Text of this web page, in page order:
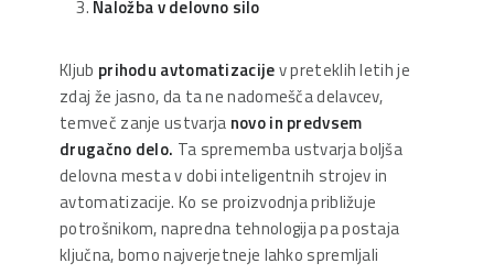
Naložba v delovno silo
Kljub prihodu avtomatizacijev preteklih letih je
zdaj že jasno, da ta ne nadomešča delavcev,
temveč zanje ustvarja novo in predvsem
drugačno delo. Ta sprememba ustvarja boljša
delovna mesta v dobi inteligentnih strojev in
avtomatizacije. Ko se proizvodnja približuje
potrošnikom, napredna tehnologija pa postaja
ključna, bomo najverjetneje lahko spremljali